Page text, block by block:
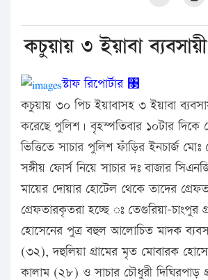
কচুয়ায় ৩ ইয়াবা
স্টাফ রিপোর্টার ঳
কচুয়ায় ৩০ পিচ ইয়াবাসহ ৩ ইয়াবা
করেছে পুলিশ। বৃহস্পতিবার ১০টার দিকে
ভিত্তিতে সাচার পুলিশ ফাঁড়ির ইনচার্জ
সঙ্গীয় ফোর্স নিয়ে সাচার দঃ বাজার সিএনজি
মায়ের দোয়ার হোটেল থেকে তাদের
গ্রেফতারকৃতরা হচ্ছে ঃ তেগুরিয়া-চাংপুর
হোসেনের পুত্র বহুল আলোচিত মাদক
(৩২), দহুলিয়া গ্রামের মৃত মোবারক
কালাম (২৮) ও সাচার চৌধুরী দিঘিরপাড়